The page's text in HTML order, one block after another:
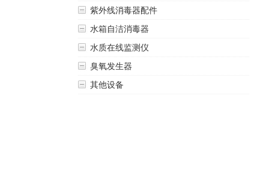
紫外线消毒器配件
水箱自洁消毒器
水质在线监测仪
臭氧发生器
其他设备